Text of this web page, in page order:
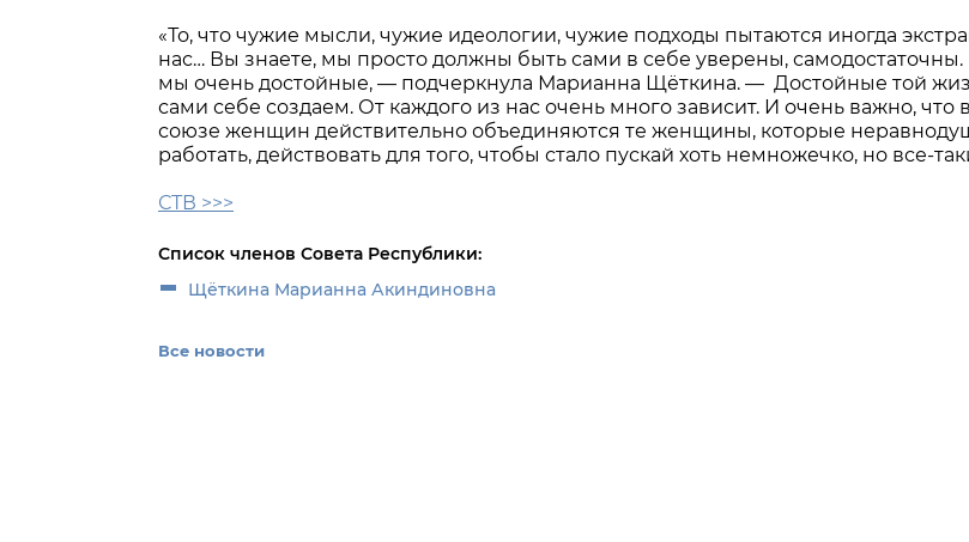
«То, что чужие мысли, чужие идеологии, чужие подходы пытаются иногда
нас… Вы знаете, мы просто должны быть сами в себе уверены, самодостаточны.
мы очень достойные, — подчеркнула Марианна Щёткина. — Достойные той
сами себе создаем. От каждого из нас очень много зависит. И очень важно, что
союзе женщин действительно объединяются те женщины, которые
работать, действовать для того, чтобы стало пускай хоть немножечко, но все-
СТВ >>>
Список членов Совета Республики:
Щёткина Марианна Акиндиновна
Все новости